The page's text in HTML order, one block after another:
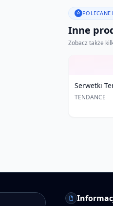
Inne
Zobacz także
Serwetki
TENDANCE